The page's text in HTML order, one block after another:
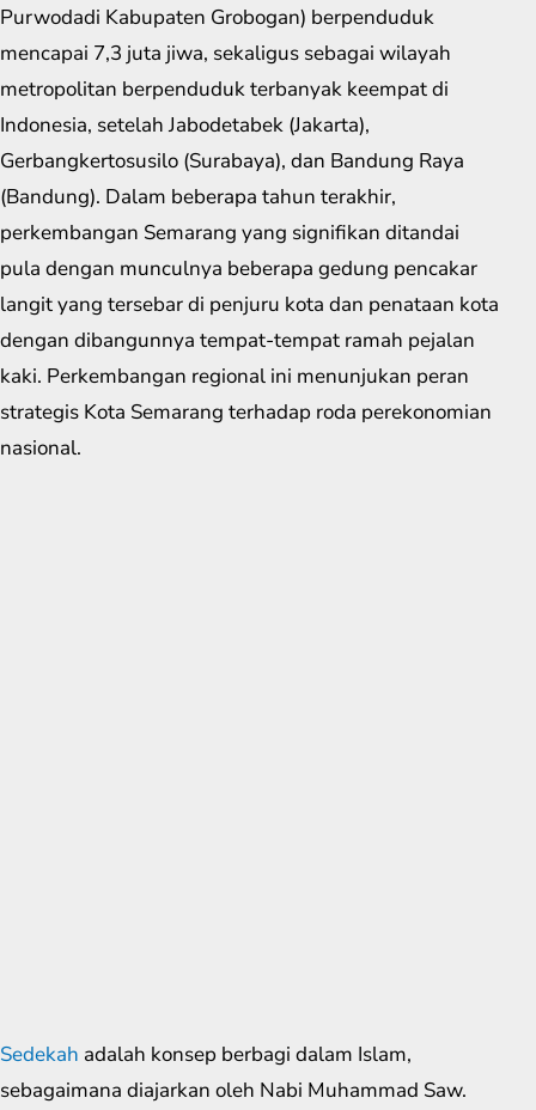
Purwodadi Kabupaten Grobogan) berpenduduk
mencapai 7,3 juta jiwa, sekaligus sebagai wilayah
metropolitan berpenduduk terbanyak keempat di
Indonesia, setelah Jabodetabek (Jakarta),
Gerbangkertosusilo (Surabaya), dan Bandung Raya
(Bandung). Dalam beberapa tahun terakhir,
perkembangan Semarang yang signifikan ditandai
pula dengan munculnya beberapa gedung pencakar
langit yang tersebar di penjuru kota dan penataan kota
dengan dibangunnya tempat-tempat ramah pejalan
kaki. Perkembangan regional ini menunjukan peran
strategis Kota Semarang terhadap roda perekonomian
nasional.
Sedekah adalah konsep berbagi dalam Islam,
sebagaimana diajarkan oleh Nabi Muhammad Saw.